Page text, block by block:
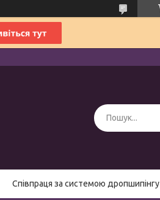
Співпраця за системою дропшипінгу